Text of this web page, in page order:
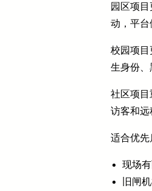
园区项
动，平台
校园项目
生身份、
社区项目
访客和远
适合优先
现场
旧闸